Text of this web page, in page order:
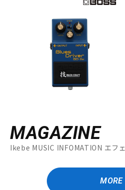
MAGAZINE
Ikebe MUSIC INFOMATION エフ
MORE